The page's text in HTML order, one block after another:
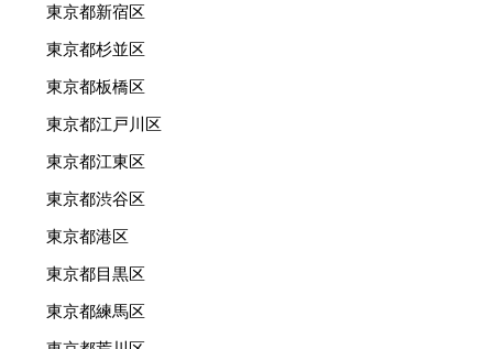
東京都新宿区
東京都杉並区
東京都板橋区
東京都江戸川区
東京都江東区
東京都渋谷区
東京都港区
東京都目黒区
東京都練馬区